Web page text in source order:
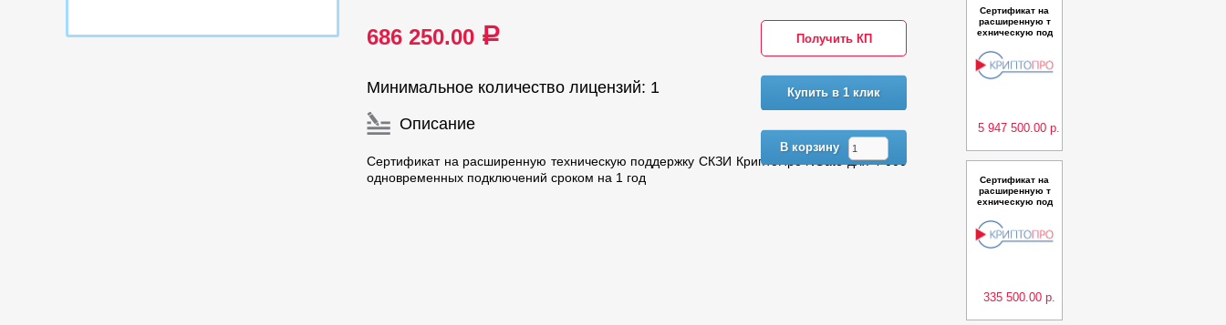
686 250.00 a Получить КП
Купить в 1 клик
В корзину
Минимальное количество лицензий: 1
Описание
Сертификат на расширенную техническую поддержку СКЗИ КриптоПро NGate для 4 000
одновременных подключений сроком на 1 год
Сертификат на
расширенную т
ехническую под
тоПро Ключ Сер
вер из состава
ПК КриптоПро К
5 947 500.00 р.
Сертификат на
расширенную т
ехническую под
тельной компон
енты "Центр ста
тистики" для ПК
335 500.00 р.